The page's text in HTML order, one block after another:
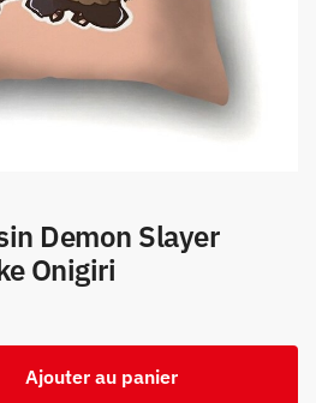
Demon Slayer
Onigiri
Ajouter au panier